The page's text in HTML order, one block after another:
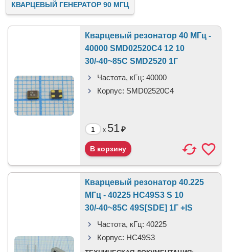
КВАРЦЕВЫЙ ГЕНЕРАТОР 90 МГЦ
Кварцевый резонатор 40 МГц -
40000 SMD02520C4 12 10
30/-40~85C SMD2520 1Г
Частота, кГц: 40000
Корпус: SMD02520C4
x 51₽
Кварцевый резонатор 40.225
МГц - 40225 HC49S3 S 10
30/-40~85C 49S[SDE] 1Г +IS
Частота, кГц: 40225
Корпус: HC49S3